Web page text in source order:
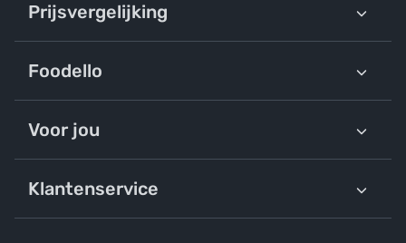
Prijsvergelijking
Foodello
Voor jou
Klantenservice